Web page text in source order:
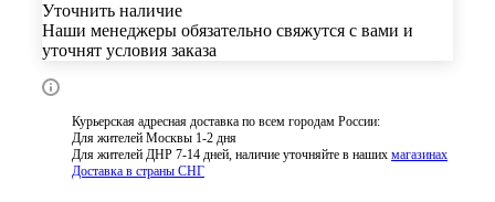
Уточнить наличие
Наши менеджеры обязательно свяжутся с вами и
уточнят условия заказа
Курьерская адресная доставка по всем городам России:
Для жителей Москвы 1-2 дня
Для жителей ДНР 7-14 дней, наличие уточняйте в наших магазинах
Доставка в страны СНГ